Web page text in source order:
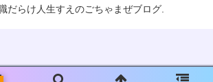
だらけ人生すえのごちゃまぜブログ.